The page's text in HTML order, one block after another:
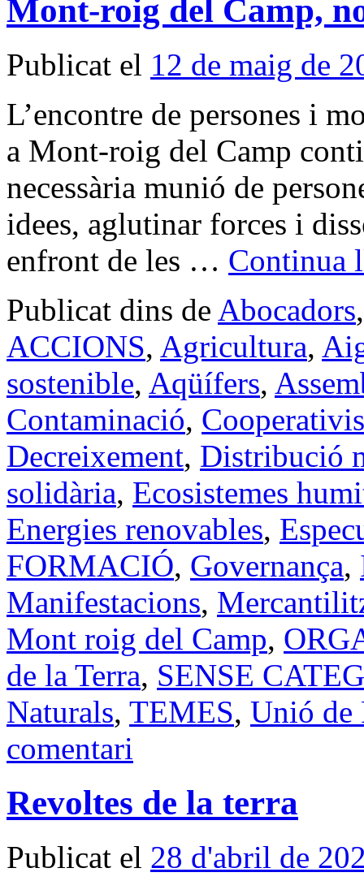
Mont-roig del Camp,
Publicat el 12 de maig de
L’encontre de persones i
a Mont-roig del Camp
necessària munió de
idees, aglutinar forces i
enfront de les … Continua
Publicat dins de Abocadors
ACCIONS, Agricultura,
sostenible, Aqüífers,
Contaminació,
Decreixement, Distribució
solidària, Ecosistemes
Energies renovables,
FORMACIÓ, Governança,
Manifestacions,
Mont roig del Camp,
de la Terra, SENSE
Naturals, TEMES, Unió de
comentari
Revoltes de la terra
Publicat el 28 d'abril de